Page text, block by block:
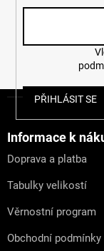
PŘIHLÁSIT SE
Informace k
Doprava a platba
Tabulky velikostí
Věrnostní program
Obchodní podmínky